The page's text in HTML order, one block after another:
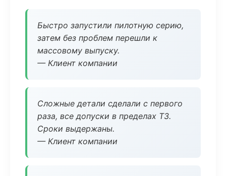
Быстро запустили пилотную серию,
затем без проблем перешли к
массовому выпуску.
— Клиент компании
Сложные детали сделали с первого
раза, все допуски в пределах ТЗ.
Сроки выдержаны.
— Клиент компании